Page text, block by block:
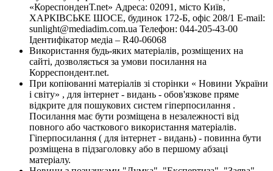
«КореспонденТ.net» Адреса: 02091, місто Київ,
ХАРКІВСЬКЕ ШОСЕ, будинок 172-Б, офіс 208/1 E-mail:
sunlight@mediadim.com.ua Телефон: 044-205-43-00
Ідентифікатор медіа – R40-06068
Використання будь-яких матеріалів, розміщених на
сайті, дозволяється за умови посилання на
Корреспондент.net.
При копіюванні матеріалів зі сторінки « Новини України
і світу» , для інтернет - видань - обов'язкове пряме
відкрите для пошукових систем гіперпосилання .
Посилання має бути розміщена в незалежності від
повного або часткового використання матеріалів.
Гіперпосилання ( для інтернет - видань) - повинна бути
розміщена в підзаголовку або в першому абзаці
матеріалу.